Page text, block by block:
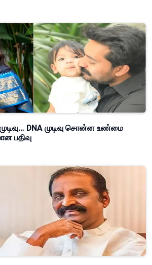
DNA முடிவு சொன்ன உண்மை
பதிவு